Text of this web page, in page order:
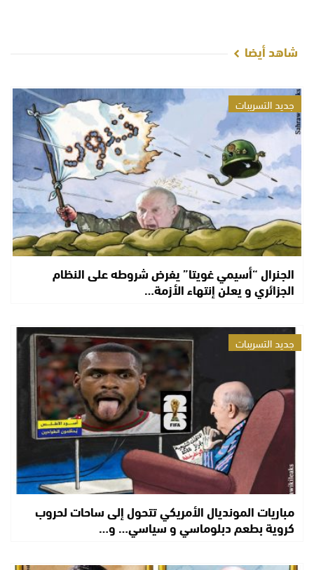
شاهد أيضا
جديد التسريبات
الجنرال “أسيمي غويتا” يفرض شروطه على النظام
الجزائري و يعلن إنتهاء الأزمة…
جديد التسريبات
مباريات المونديال الأمريكي تتحول إلى ساحات لحروب
كروية بطعم دبلوماسي و سياسي… و…